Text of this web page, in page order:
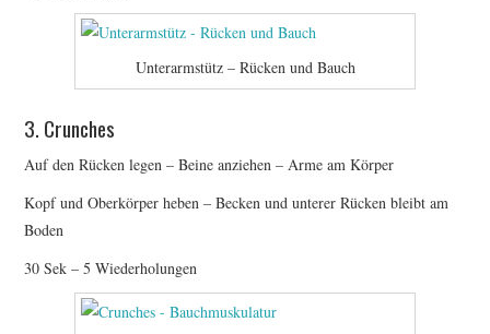
Unterarmstütz – Rücken und Bauch
3. Crunches
Auf den Rücken legen – Beine anziehen – Arme am Körper
Kopf und Oberkörper heben – Becken und unterer Rücken bleibt am
Boden
30 Sek – 5 Wiederholungen